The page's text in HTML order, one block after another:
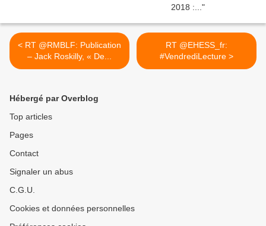
< RT @RMBLF: Publication
– Jack Roskilly, « De...
RT @EHESS_fr:
#VendrediLecture >
Hébergé par Overblog
Top articles
Pages
Contact
Signaler un abus
C.G.U.
Cookies et données personnelles